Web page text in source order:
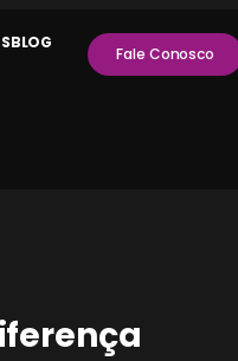
BLOG
Fale Conosco